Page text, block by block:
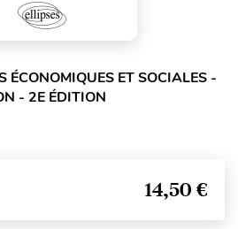
ÉCONOMIQUES ET SOCIALES -
- 2E ÉDITION
14,50 €